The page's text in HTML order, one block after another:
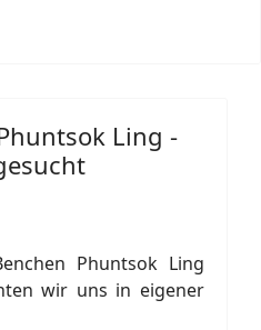
Ling -
Phuntsok Ling
wir uns in eigener